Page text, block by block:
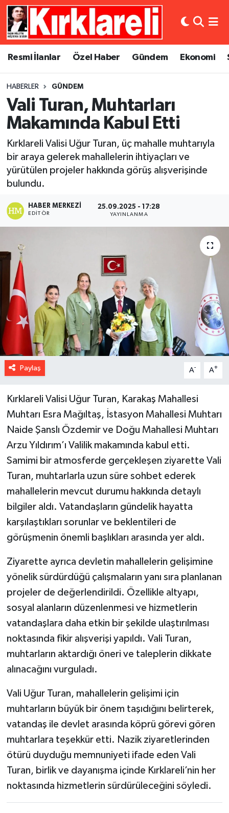
Resmi İlanlar Özel Haber Gündem Ekonomi
HABERLER GÜNDEM
Vali Turan, Muhtarları
Makamında Kabul Etti
Kırklareli Valisi Uğur Turan, üç mahalle muhtarıyla
bir araya gelerek mahallelerin ihtiyaçları ve
yürütülen projeler hakkında görüş alışverişinde
bulundu.
HABER MERKEZI
EDITÖR
25.09.2025 - 17:28
YAYINLANMA
Paylaş A- A+
Kırklareli Valisi Uğur Turan, Karakaş Mahallesi
Muhtarı Esra Mağıltaş, İstasyon Mahallesi Muhtarı
Naide Şanslı Özdemir ve Doğu Mahallesi Muhtarı
Arzu Yıldırım’ı Valilik makamında kabul etti.
Samimi bir atmosferde gerçekleşen ziyarette Vali
Turan, muhtarlarla uzun süre sohbet ederek
mahallelerin mevcut durumu hakkında detaylı
bilgiler aldı. Vatandaşların gündelik hayatta
karşılaştıkları sorunlar ve beklentileri de
görüşmenin önemli başlıkları arasında yer aldı.
Ziyarette ayrıca devletin mahallelerin gelişimine
yönelik sürdürdüğü çalışmaların yanı sıra planlanan
projeler de değerlendirildi. Özellikle altyapı,
sosyal alanların düzenlenmesi ve hizmetlerin
vatandaşlara daha etkin bir şekilde ulaştırılması
noktasında fikir alışverişi yapıldı. Vali Turan,
muhtarların aktardığı öneri ve taleplerin dikkate
alınacağını vurguladı.
Vali Uğur Turan, mahallelerin gelişimi için
muhtarların büyük bir önem taşıdığını belirterek,
vatandaş ile devlet arasında köprü görevi gören
muhtarlara teşekkür etti. Nazik ziyaretlerinden
ötürü duyduğu memnuniyeti ifade eden Vali
Turan, birlik ve dayanışma içinde Kırklareli’nin her
noktasında hizmetlerin sürdürüleceğini söyledi.
Resmi İlanlar
Gündem
Ekonomi
Siyaset
Spor
Asayiş
Dünya
Eğitim
Kültür Sanat
Magazin
Künye
Gizlilik Sözleşmesi
Merkez Nöbetçi Eczaneler
Merkez Trafik Yoğunluk Haritası
Süper Lig Puan Durumu ve Fikstür
Tüm Manşetler
Son Dakika Haberleri